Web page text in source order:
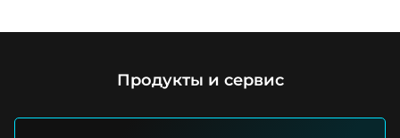
Продукты и сервис